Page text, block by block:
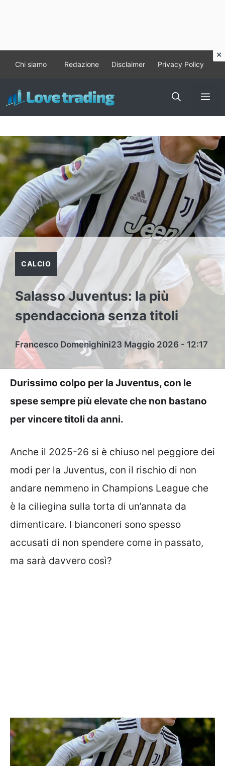
contenuto
Chi siamo Redazione Disclaimer Privacy Policy
CALCIO
Salasso Juventus: la più
spendacciona senza titoli
Francesco Domenighini23 Maggio 2026 - 12:17
Durissimo colpo per la Juventus, con le
spese sempre più elevate che non bastano
per vincere titoli da anni.
Anche il 2025-26 si è chiuso nel peggiore dei
modi per la Juventus, con il rischio di non
andare nemmeno in Champions League che
è la ciliegina sulla torta di un’annata da
dimenticare. I bianconeri sono spesso
accusati di non spendere come in passato,
ma sarà davvero così?